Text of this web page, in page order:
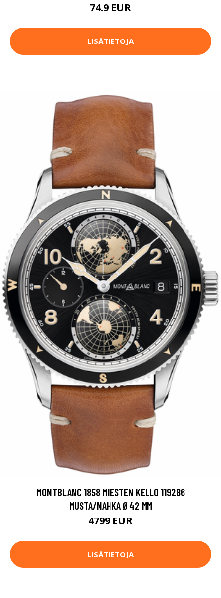
74.9 EUR
LISÄTIETOJA
MONTBLANC 1858 MIESTEN KELLO 119286
MUSTA/NAHKA Ø42 MM
4799 EUR
LISÄTIETOJA